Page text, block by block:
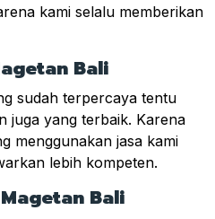
kami selalu memberikan
Bali
sudah terpercaya tentu
juga yang terbaik. Karena
menggunakan jasa kami
lebih kompeten.
Bali